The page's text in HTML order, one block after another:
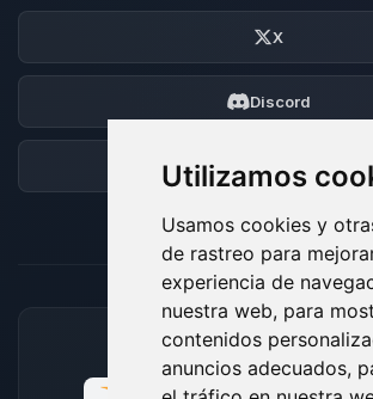
Utilizamos
Usamos cookies y
de rastreo para
experiencia de
nuestra web, para
contenidos
anuncios adecuados,
X
Discord
Foro
MÉTODOS DE PAGO